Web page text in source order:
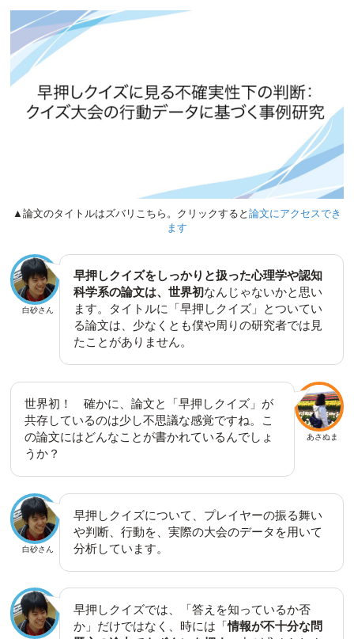
▲論文のタイトルはズバリこちら。クリックすると 論文にアクセスでき
ます
白砂さん
早押しクイズをしっかりと扱った心理学や認知
科学系の論文は、世界初なんじゃないかと思い
ます。タイトルに「早押しクイズ」とついてい
る論文は、少なくとも僕や周りの研究者では見
たことがありません。
あさぬま
世界初！ 確かに、論文と「早押しクイズ」が
共存しているのは少し不思議な感覚ですね。こ
の論文にはどんなことが書かれているんでしょ
うか？
白砂さん
早押しクイズについて、プレイヤーの振る舞い
や判断、行動を、実際の大会のデータを用いて
分析しています。
早押しクイズでは、「答えを知っているか否
か」だけではなく、時には「情報が不十分な問